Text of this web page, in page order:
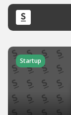
Startup